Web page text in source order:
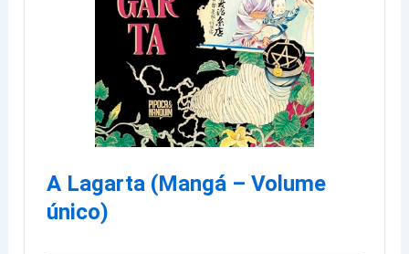
A Lagarta (Mangá – Volume
único)